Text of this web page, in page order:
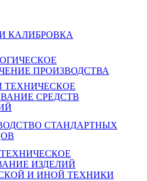
КАЛИБРОВКА
ПРОИЗВОДСТВА
ТЕХНИЧЕСКОЕ
СРЕДСТВ
СТАНДАРТНЫХ
ИЗДЕЛИЙ
И ИНОЙ ТЕХНИКИ